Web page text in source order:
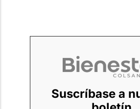
Suscríbase a